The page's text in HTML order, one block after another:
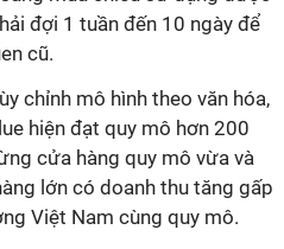
đợi 1 tuần đến 10 ngày để
cũ.
chỉnh mô hình theo văn hóa,
hiện đạt quy mô hơn 200
cửa hàng quy mô vừa và
lớn có doanh thu tăng gấp
Việt Nam cùng quy mô.